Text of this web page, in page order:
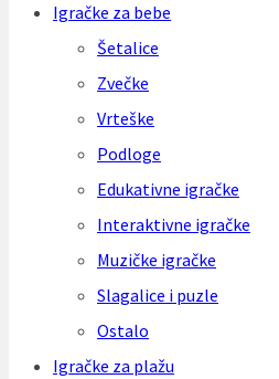
Igračke za bebe
Šetalice
Zvečke
Vrteške
Podloge
Edukativne igračke
Interaktivne igračke
Muzičke igračke
Slagalice i puzle
Ostalo
Igračke za plažu